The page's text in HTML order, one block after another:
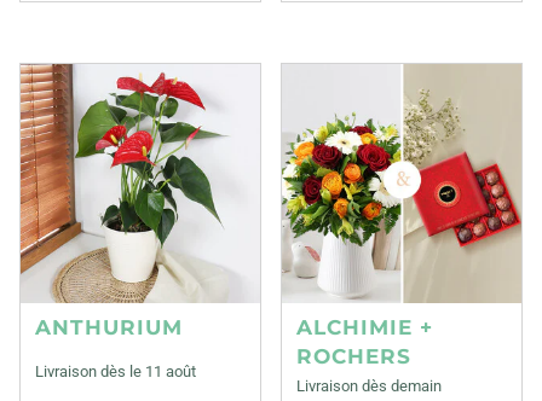
ANTHURIUM
Livraison dès le 11 août
ALCHIMIE +
ROCHERS
Livraison dès demain